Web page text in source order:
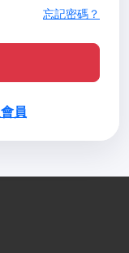
忘記密碼？
員